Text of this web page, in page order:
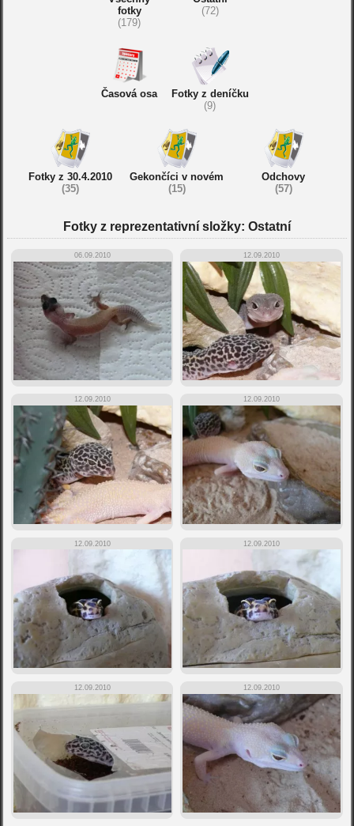
fotky
(179)
(72)
Časová osa
Fotky z deníčku
(9)
Fotky z 30.4.2010
(35)
Gekončíci v novém
(15)
Odchovy
(57)
Fotky z reprezentativní složky: Ostatní
06.09.2010 12.09.2010
12.09.2010 12.09.2010
12.09.2010 12.09.2010
12.09.2010 12.09.2010